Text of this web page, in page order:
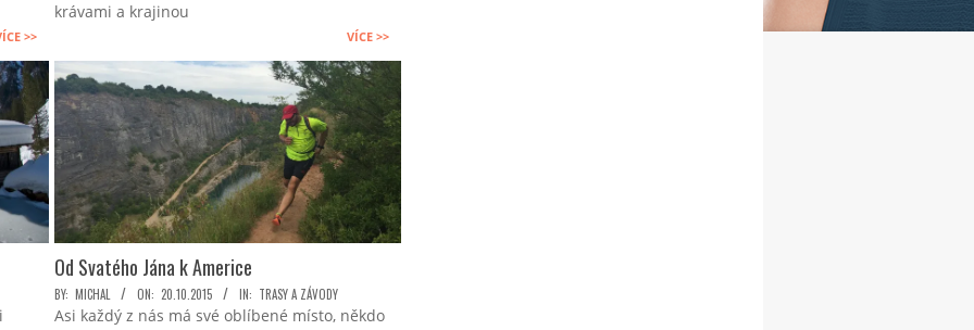
>>
krávami a krajinou
VÍCE >>
Od Svatého Jána k Americe
2015-
10-
BY: MICHAL ON: 20.10.2015 IN: TRASY A ZÁVODY
Asi každý z nás má své oblíbené místo, někdo